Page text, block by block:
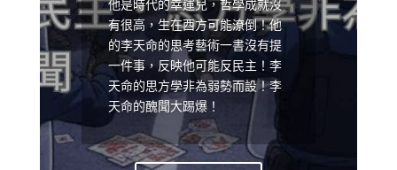
他是時代的幸運兒，哲學成就沒
有很高，生在西方可能潦倒！他
的李天命的思考藝術一書沒有提
一件事，反映他可能反民主！李
天命的思方學非為弱勢而設！李
天命的醜聞大踢爆！